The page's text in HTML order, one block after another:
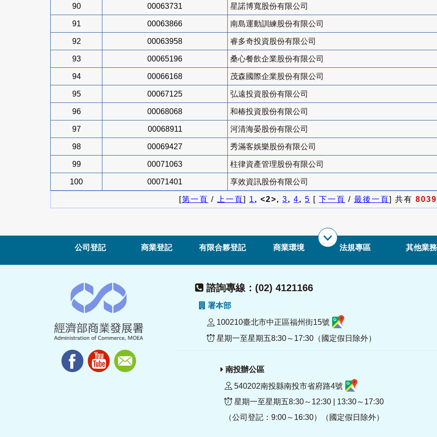
90 00063731 星諾博寬股份有限公司
91 00063866 南島運動訓練股份有限公司
92 00063958 睿多奇投資股份有限公司
93 00065196 桑心餐飲企業股份有限公司
94 00066168 茂森國際企業股份有限公司
95 00067125 弘遠投資股份有限公司
96 00068068 和椿投資股份有限公司
97 00068911 河清海晏股份有限公司
98 00069427 秀滿客娛樂股份有限公司
99 00071063 柱律資產管理股份有限公司
100 00071401 享效資訊股份有限公司
[第一頁 / 上一頁] 1, <2>, 3, 4, 5 [ 下一頁 / 最後一頁] 共有 8039
公司登記 商業登記 有限合夥登記 商業環境 法規專區 其他業務
諮詢專線：(02) 4121166
署本部
100210臺北市中正區福州街15號
星期一至星期五8:30～17:30（國定假日除外）
南投辦公區
540202南投縣南投市省府路4號
星期一至星期五8:30～12:30 | 13:30～17:30
（公司登記：9:00～16:30）（國定假日除外）